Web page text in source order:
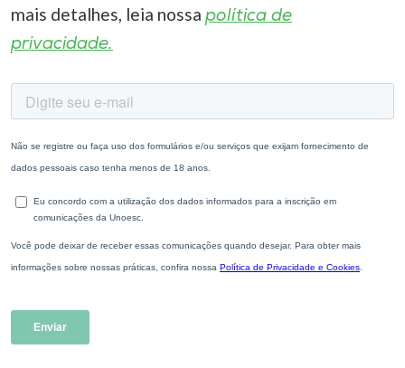
mais detalhes, leia nossa política de
privacidade.